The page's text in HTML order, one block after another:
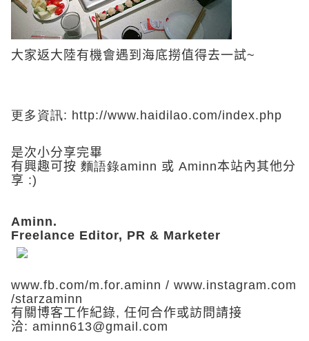
大家返大陸有機會遇到海底撈值得去一試~
更多資訊: http://www.haidilao.com/index.php
是次小分享完畢
有興趣可按 麵語錄aminn 或 Aminn本站內其他分
享 :)
Aminn.
Freelance Editor, PR & Marketer
www.fb.com/m.for.aminn / www.instagram.com
/starzaminn
有關博客工作紀錄, 任何合作或訪問請接
洽: aminn613@gmail.com